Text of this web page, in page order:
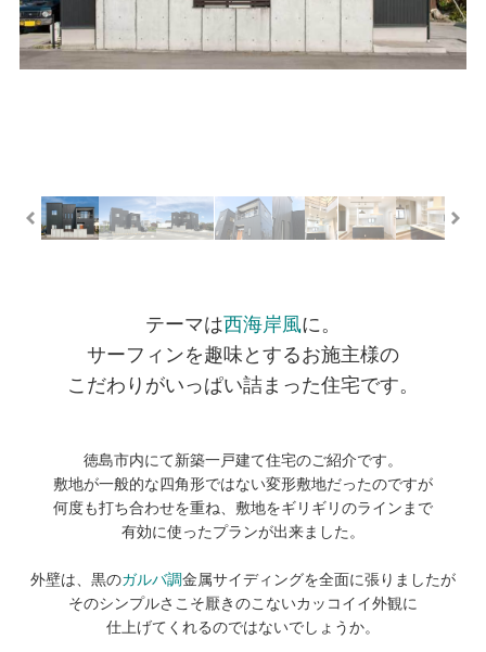
テーマは西海岸風に。
サーフィンを趣味とするお施主様の
こだわりがいっぱい詰まった住宅です。
徳島市内にて新築一戸建て住宅のご紹介です。
敷地が一般的な四角形ではない変形敷地だったのですが
何度も打ち合わせを重ね、敷地をギリギリのラインまで
有効に使ったプランが出来ました。
外壁は、黒のガルバ調金属サイディングを全面に張りましたが
そのシンプルさこそ厭きのこないカッコイイ外観に
仕上げてくれるのではないでしょうか。